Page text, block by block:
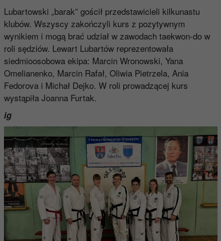
Lubartowski „barak” gościł przedstawicieli kilkunastu
klubów. Wszyscy zakończyli kurs z pozytywnym
wynikiem i mogą brać udział w zawodach taekwon-do w
roli sędziów. Lewart Lubartów reprezentowała
siedmioosobowa ekipa: Marcin Wronowski, Yana
Omelianenko, Marcin Rafał, Oliwia Pietrzela, Ania
Fedorova i Michał Dejko. W roli prowadzącej kurs
wystąpiła Joanna Furtak.
ig